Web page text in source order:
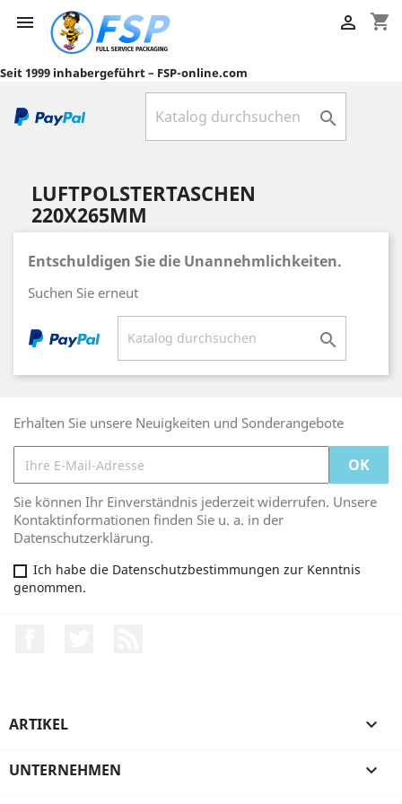
 shopping_cart

Seit 1999 inhabergeführt – FSP-online.com

LUFTPOLSTERTASCHEN
220X265MM
Entschuldigen Sie die Unannehmlichkeiten.
Suchen Sie erneut

Erhalten Sie unsere Neuigkeiten und Sonderangebote
Sie können Ihr Einverständnis jederzeit widerrufen. Unsere
Kontaktinformationen finden Sie u. a. in der
Datenschutzerklärung.
Ich habe die Datenschutzbestimmungen zur Kenntnis
genommen.
ARTIKEL 
UNTERNEHMEN 